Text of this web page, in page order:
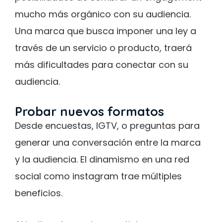
mucho más orgánico con su audiencia.
Una marca que busca imponer una ley a
través de un servicio o producto, traerá
más dificultades para conectar con su
audiencia.
Probar nuevos formatos
Desde encuestas, IGTV, o preguntas para
generar una conversación entre la marca
y la audiencia. El dinamismo en una red
social como instagram trae múltiples
beneficios.